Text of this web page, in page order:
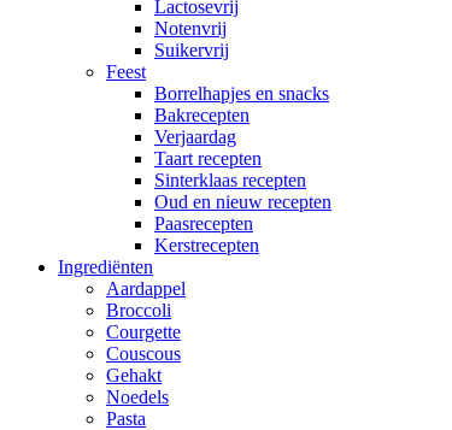
Lactosevrij
Notenvrij
Suikervrij
Feest
Borrelhapjes en snacks
Bakrecepten
Verjaardag
Taart recepten
Sinterklaas recepten
Oud en nieuw recepten
Paasrecepten
Kerstrecepten
Ingrediënten
Aardappel
Broccoli
Courgette
Couscous
Gehakt
Noedels
Pasta